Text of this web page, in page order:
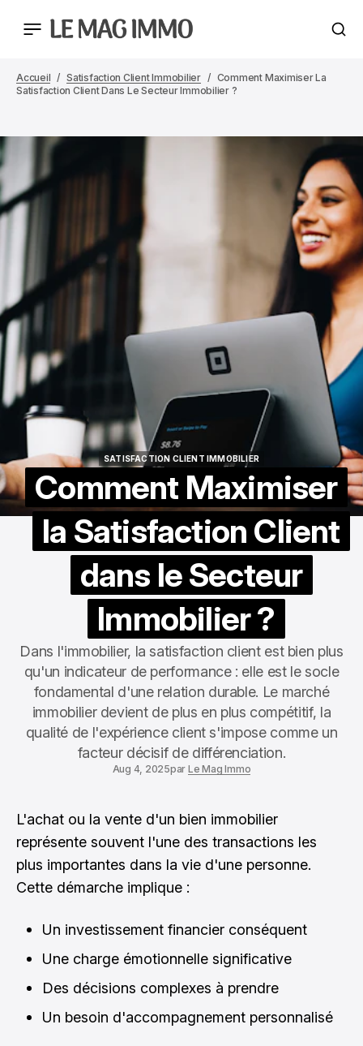
Accueil Satisfaction Client Immobilier
Comment Maximiser La
Satisfaction Client Dans Le Secteur Immobilier ?
SATISFACTION CLIENT IMMOBILIER
Comment Maximiser
la Satisfaction Client
dans le Secteur
Immobilier ?
Dans l'immobilier, la satisfaction client est bien plus
qu'un indicateur de performance : elle est le socle
fondamental d'une relation durable. Le marché
immobilier devient de plus en plus compétitif, la
qualité de l'expérience client s'impose comme un
facteur décisif de différenciation.
Aug 4, 2025par Le Mag Immo
L'achat ou la vente d'un bien immobilier
représente souvent l'une des transactions les
plus importantes dans la vie d'une personne.
Cette démarche implique :
Un investissement financier conséquent
Une charge émotionnelle significative
Des décisions complexes à prendre
Un besoin d'accompagnement personnalisé